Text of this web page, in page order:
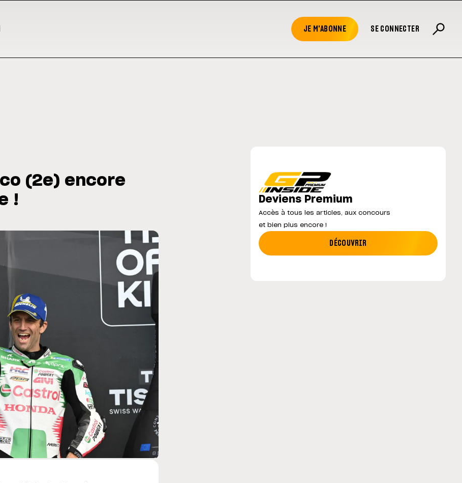
JE M'ABONNE SE CONNECTER
du GP de
MOTO GP
Zarco évite l'opération et vise un retour en
septembre
MotoGP : les cinq constructeurs signent un
(2e) encore
!
Deviens Premium
Accès à tous les articles, aux concours
et bien plus encore !
DÉCOUVRIR